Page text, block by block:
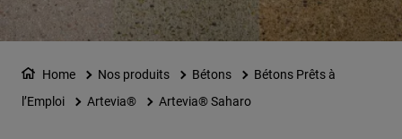
Home Nos produits Bétons
Bétons Prêts à
l’Emploi
Artevia® Artevia® Saharo